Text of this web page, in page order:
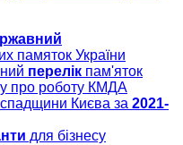
памяток України
перелік пам'яток
про роботу КМДА
спадщини Києва за 2021-
для бізнесу